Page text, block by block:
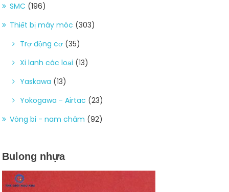
SMC (196)
Thiết bị máy móc (303)
Trợ động cơ (35)
Xi lanh các loại (13)
Yaskawa (13)
Yokogawa - Airtac (23)
Vòng bi - nam châm (92)
Bulong nhựa